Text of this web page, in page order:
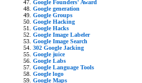
Google Founders' Award
Google generation
Google Groups
Google Hacking
Google Hacks
Google Image Labeler
Google Image Search
302 Google Jacking
Google juice
Google Labs
Google Language Tools
Google logo
Google Maps